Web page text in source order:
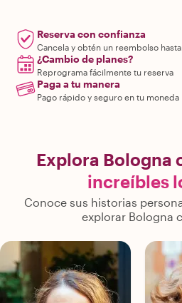
Reserva con confianza
Cancela y obtén un reembolso
¿Cambio de planes?
Reprograma fácilmente tu reserva
Paga a tu manera
Pago rápido y seguro en tu moneda
Explora Bologna
increíbles
Conoce sus historias
explorar Bologna